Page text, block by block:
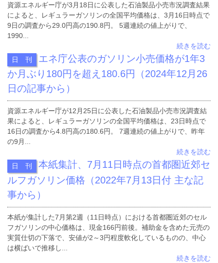
資源エネルギー庁が3月18日に公表した石油製品小売市況調査結果
によると、レギュラーガソリンの全国平均価格は、3月16日時点で
9日の調査から29.0円高の190.8円。 5週連続の値上がりで、
1990...
続きを読む
日 刊
エネ庁公表のガソリン小売価格が1年3
か月ぶり180円を超え180.6円（2024年12月26
日の記事から）
資源エネルギー庁が12月25日に公表した石油製品小売市況調査結
果によると、レギュラーガソリンの全国平均価格は、23日時点で
16日の調査から4.8円高の180.6円。 7週連続の値上がりで、昨年
の9月...
続きを読む
日 刊
本紙集計、7月11日時点の首都圏近郊セ
ルフガソリン価格（2022年7月13日付 主な記
事から）
本紙が集計した7月第2週（11日時点）における首都圏近郊のセル
フガソリンの中心価格は、現金166円前後。補助金を含めた元売の
実質仕切の下落で、安値が2～3円程度軟化しているものの、中心
は横ばいで推移し...
続きを読む